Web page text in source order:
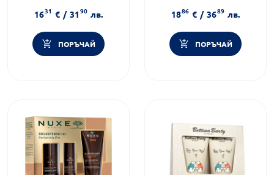
Форма на продукта:
комплект
1631 € / 3190 лв.
ПОРЪЧАЙ
Форма на продукта:
комплект
1886 € / 3689 лв.
ПОРЪЧАЙ